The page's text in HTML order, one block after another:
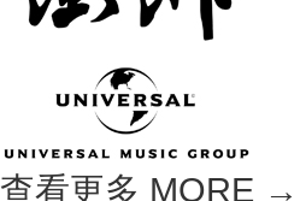
查看更多 MORE →